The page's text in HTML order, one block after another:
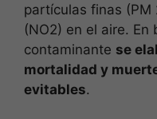
partículas finas
(NO2) en el aire. En
contaminante se
mortalidad y
evitables.